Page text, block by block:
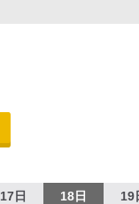
17日 18日 19